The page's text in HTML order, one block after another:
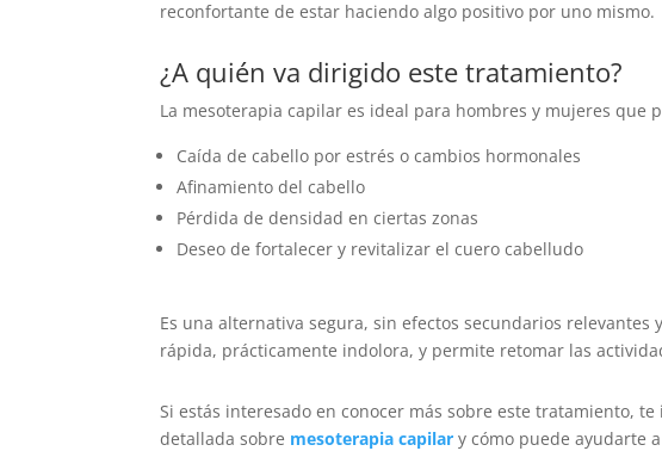
reconfortante de estar haciendo algo positivo por uno mismo.
¿A quién va dirigido este tratamiento?
La mesoterapia capilar es ideal para hombres y mujeres que
Caída de cabello por estrés o cambios hormonales
Afinamiento del cabello
Pérdida de densidad en ciertas zonas
Deseo de fortalecer y revitalizar el cuero cabelludo
Es una alternativa segura, sin efectos secundarios
rápida, prácticamente indolora, y permite retomar las
Si estás interesado en conocer más sobre este tratamiento,
detallada sobre mesoterapia capilar y cómo puede ayudarte